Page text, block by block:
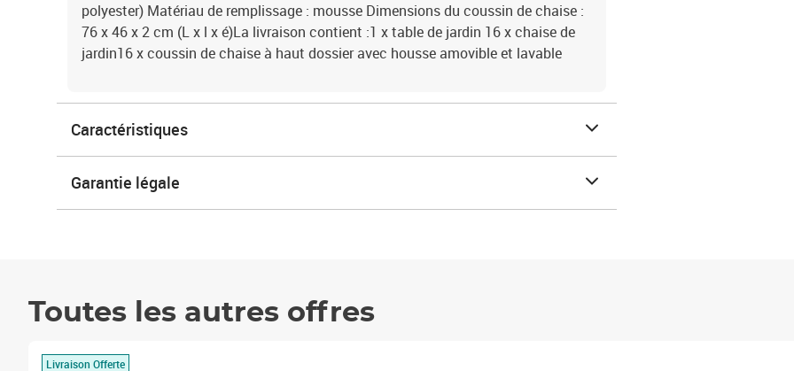
polyester) Matériau de remplissage : mousse Dimensions du coussin de chaise :
76 x 46 x 2 cm (L x l x é)La livraison contient :1 x table de jardin 16 x chaise de
jardin16 x coussin de chaise à haut dossier avec housse amovible et lavable
Caractéristiques
Garantie légale
Toutes les autres offres
Livraison Offerte